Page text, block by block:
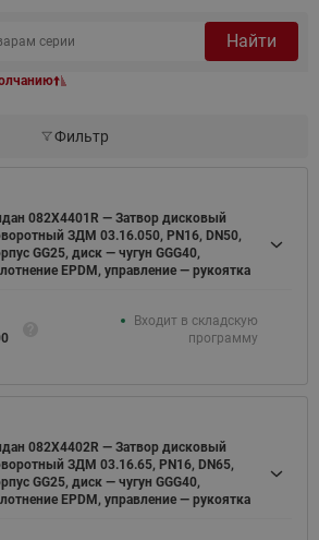
Найти
Фильтр
082X4401R — Затвор дисковый
ЗДМ 03.16.050, PN16, DN50,
GG25, диск — чугун GGG40,
EPDM, управление — рукоятка
Входит в складскую
программу
082X4402R — Затвор дисковый
ЗДМ 03.16.65, PN16, DN65,
GG25, диск — чугун GGG40,
EPDM, управление — рукоятка